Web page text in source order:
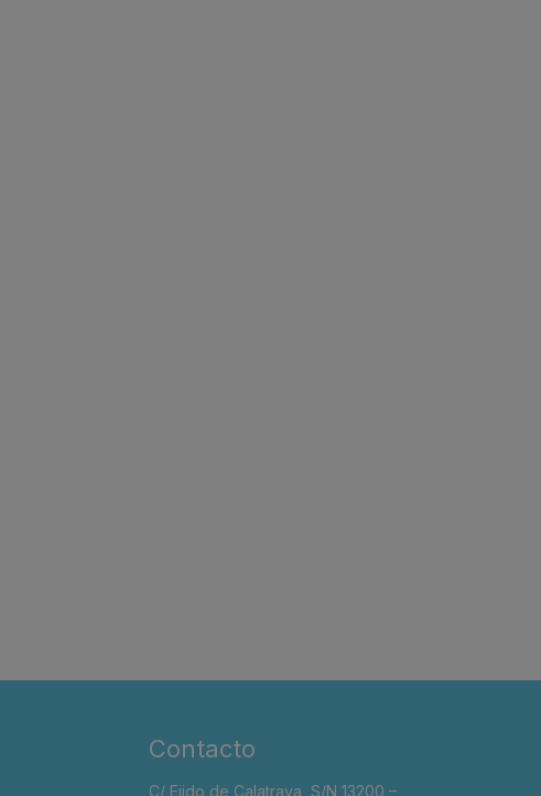
Contacto
C/ Ejido de Calatrava, S/N 13200 –